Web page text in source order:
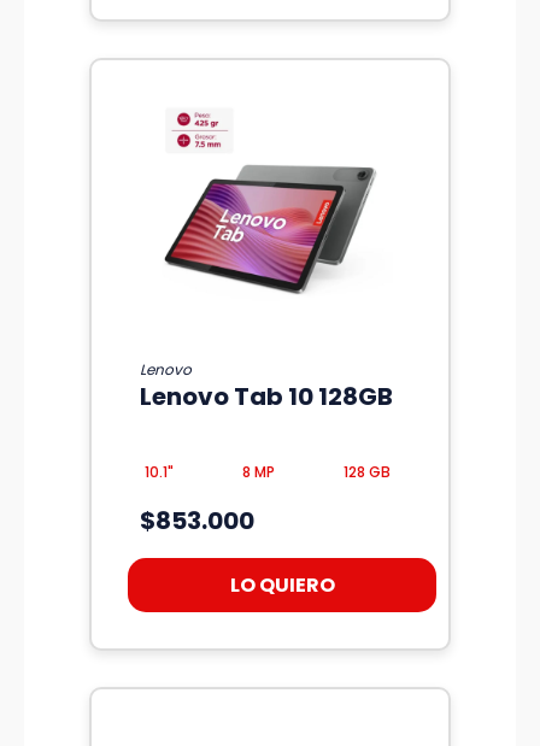
Lenovo
Lenovo Tab 10 128GB
10.1" 8 MP 128 GB
$853.000
LO QUIERO